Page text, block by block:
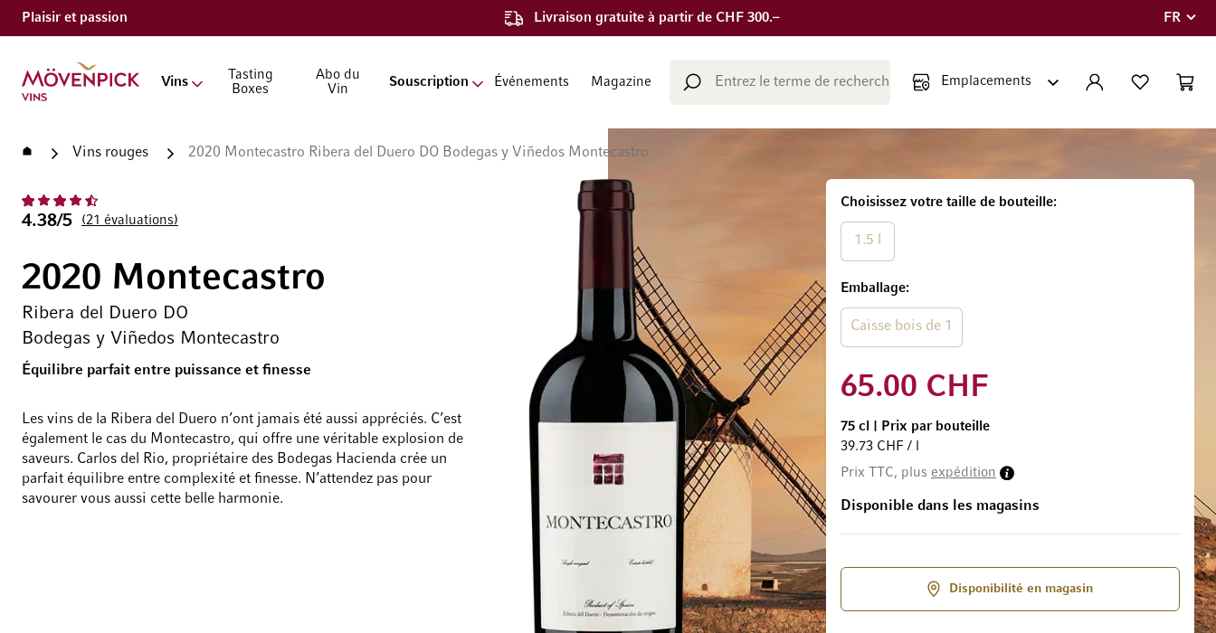
Plaisir et passion Livraison gratuite à partir de CHF 300.–
Langue
FR
Aller à la page d'accueil
Vins
Tasting
Boxes
Abo du
Vin
Souscription Événements Magazine
Chercher COMPTE LISTE
PANIER
Accueil Vins rouges 2020 Montecastro Ribera del Duero DO Bodegas y Viñedos Montecastro
4.38/5 21 évaluations
2020 Montecastro
Ribera del Duero DO
Bodegas y Viñedos Montecastro
Équilibre parfait entre puissance et finesse
Les vins de la Ribera del Duero n’ont jamais été aussi appréciés. C’est
également le cas du Montecastro, qui offre une véritable explosion de
saveurs. Carlos del Rio, propriétaire des Bodegas Hacienda crée un
parfait équilibre entre complexité et finesse. N’attendez pas pour
savourer vous aussi cette belle harmonie.
Choisissez votre taille de bouteille
1.5 l
Emballage
Caisse bois de 1
65.00 CHF
75 cl
Prix par bouteille
39.73 CHF / l
Prix TTC, plus expédition
Disponible dans les magasins
Disponibilité en magasin
Passer à la fin de la galerie d’imagesPasser au début de la Galerie d’images